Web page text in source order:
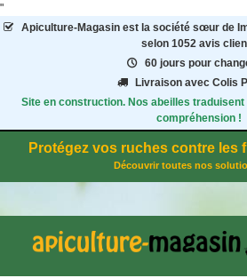
"
Apiculture-Magasinest la société sœur de
selon 1052 avis
60 jours pour
Livraison avec Colis
Site en construction. Nos abeilles
compréhension !
Protégez vos ruches contre les
Découvrir toutes nos